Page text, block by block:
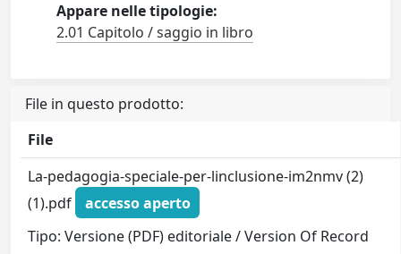
Appare nelle tipologie:
2.01 Capitolo / saggio in libro
File in questo prodotto:
File
La-pedagogia-speciale-per-linclusione-im2nmv (2)
(1).pdf
accesso aperto
Tipo: Versione (PDF) editoriale / Version Of Record